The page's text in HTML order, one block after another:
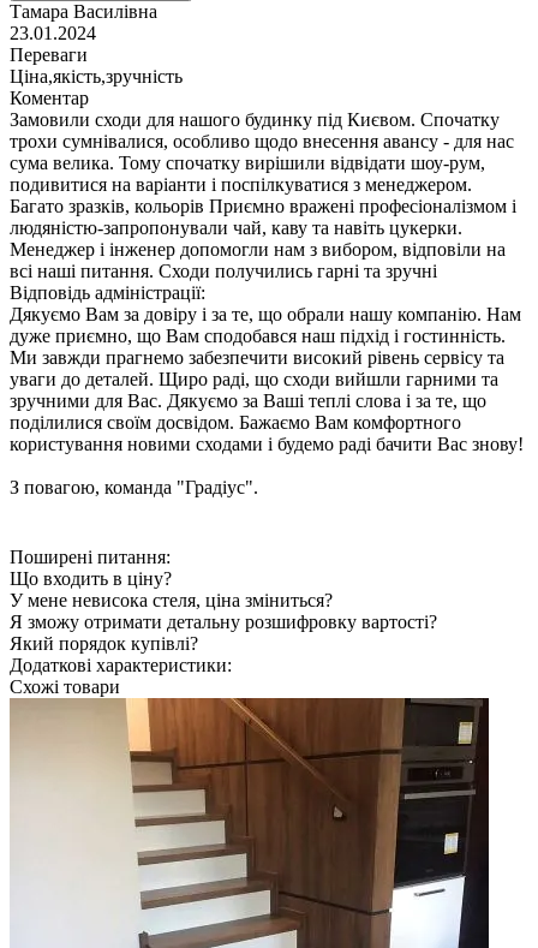
Тамара Василівна
23.01.2024
Переваги
Ціна,якість,зручність
Коментар
Замовили сходи для нашого будинку під Києвом. Спочатку
трохи сумнівалися, особливо щодо внесення авансу - для нас
сума велика. Тому спочатку вирішили відвідати шоу-рум,
подивитися на варіанти і поспілкуватися з менеджером.
Багато зразків, кольорів Приємно вражені професіоналізмом і
людяністю-запропонували чай, каву та навіть цукерки.
Менеджер і інженер допомогли нам з вибором, відповіли на
всі наші питання. Сходи получились гарні та зручні
Відповідь адміністрації:
Дякуємо Вам за довіру і за те, що обрали нашу компанію. Нам
дуже приємно, що Вам сподобався наш підхід і гостинність.
Ми завжди прагнемо забезпечити високий рівень сервісу та
уваги до деталей. Щиро раді, що сходи вийшли гарними та
зручними для Вас. Дякуємо за Ваші теплі слова і за те, що
поділилися своїм досвідом. Бажаємо Вам комфортного
користування новими сходами і будемо раді бачити Вас знову!
З повагою, команда "Градіус".
Поширені питання:
Що входить в ціну?
У мене невисока стеля, ціна зміниться?
Я зможу отримати детальну розшифровку вартості?
Який порядок купівлі?
Додаткові характеристики:
Схожі товари